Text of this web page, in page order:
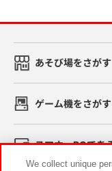
あそび場をさがす
ゲーム機をさがす
スマホ・PCであ
We collect unique